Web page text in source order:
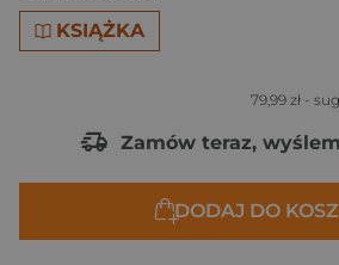
KSIĄŻKA
79,99 zł -
Zamów teraz,
DODAJ DO